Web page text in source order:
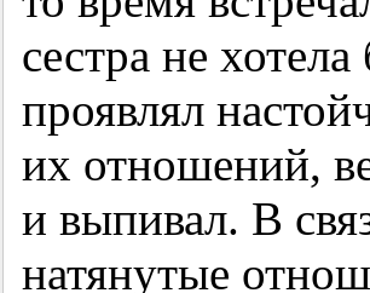
сестра не
проявлял
их отношений,
и выпивал. В
натянутые